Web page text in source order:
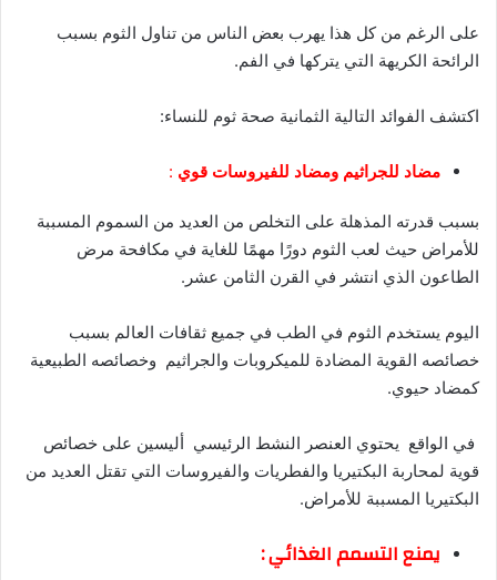
على الرغم من كل هذا يهرب بعض الناس من تناول الثوم بسبب
الرائحة الكريهة التي يتركها في الفم.
اكتشف الفوائد التالية الثمانية صحة ثوم للنساء:
مضاد للجراثيم ومضاد للفيروسات قوي :
بسبب قدرته المذهلة على التخلص من العديد من السموم المسببة
للأمراض حيث لعب الثوم دورًا مهمًا للغاية في مكافحة مرض
الطاعون الذي انتشر في القرن الثامن عشر.
اليوم يستخدم الثوم في الطب في جميع ثقافات العالم بسبب
خصائصه القوية المضادة للميكروبات والجراثيم وخصائصه الطبيعية
كمضاد حيوي.
في الواقع يحتوي العنصر النشط الرئيسي أليسين على خصائص
قوية لمحاربة البكتيريا والفطريات والفيروسات التي تقتل العديد من
البكتيريا المسببة للأمراض.
يمنع التسمم الغذائي :